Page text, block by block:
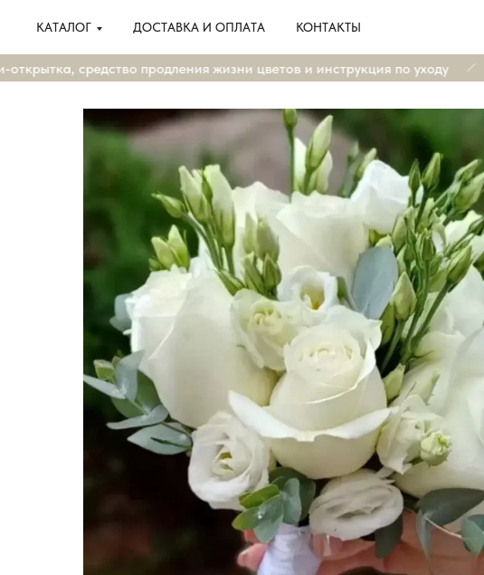
КАТАЛОГ ДОСТАВКА И ОПЛАТА КОНТАКТЫ
средство продления жизни цветов и инструкция по уходу